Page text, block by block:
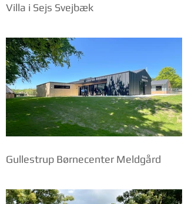
Villa i Sejs Svejbæk
Gullestrup Børnecenter Meldgård